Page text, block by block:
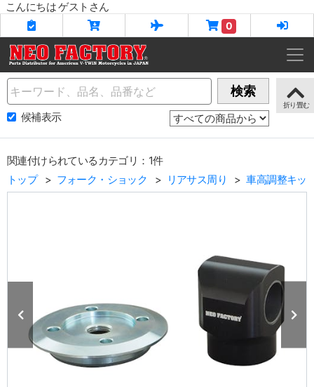
こんにちは ゲストさん
0
Name 検索
候補表示
関連付けられているカテゴリ：1件
トップ
フォーク・ショック リアサス周り 車高調整キッ